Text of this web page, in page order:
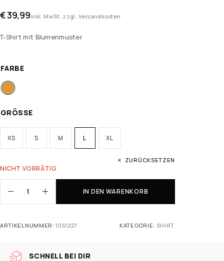
€39,99inkl. MwSt. zzgl. Versandkosten
T-Shirt mit Blumenmuster
FARBE
GRÖSSE
XS S M L XL
ZURÜCKSETZEN
NICHT VORRÄTIG
IN DEN WARENKORB
ARTIKELNUMMER:1051227 KATEGORIE: SHIRT
SCHNELL BEI DIR